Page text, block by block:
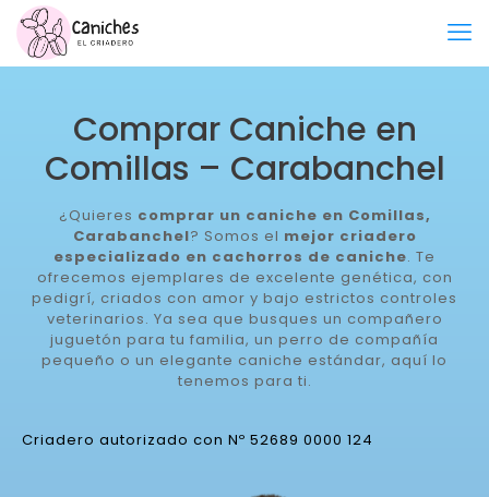
Comprar Caniche en
Comillas – Carabanchel
¿Quieres comprar un caniche en Comillas,
Carabanchel? Somos el mejor criadero
especializado en cachorros de caniche. Te
ofrecemos ejemplares de excelente genética, con
pedigrí, criados con amor y bajo estrictos controles
veterinarios. Ya sea que busques un compañero
juguetón para tu familia, un perro de compañía
pequeño o un elegante caniche estándar, aquí lo
tenemos para ti.
Criadero autorizado con Nº 52689 0000 124